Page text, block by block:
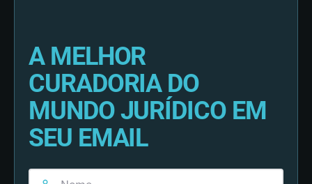
A MELHOR
CURADORIA DO
MUNDO JURÍDICO EM
SEU EMAIL